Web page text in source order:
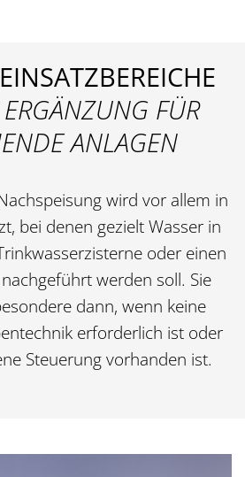
FÜR
ANLAGEN
wird vor allem in
bei denen gezielt Wasser in
oder einen
werden soll. Sie
dann, wenn keine
erforderlich ist oder
Steuerung vorhanden ist.